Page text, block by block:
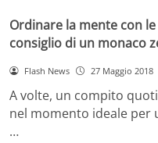
Ordinare la mente con
consiglio di un monaco
Flash News 27 Maggio 2018
A volte, un compito
nel momento ideale per
…